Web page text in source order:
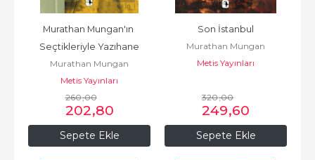
Sepete Ekle
Murathan Mungan'ın
Seçtikleriyle Yazıhane
Murathan Mungan
Metis Yayınları
260,00
202,80
Sepete Ekle
Son İstanbul
Murathan Mungan
Metis Yayınları
320,00
249,60